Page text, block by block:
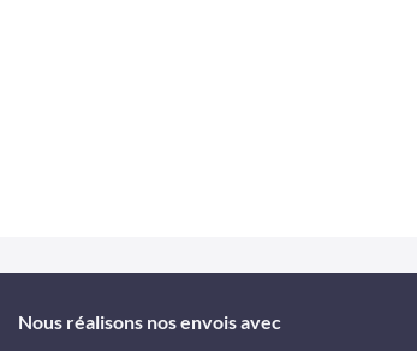
Nous réalisons nos envois avec